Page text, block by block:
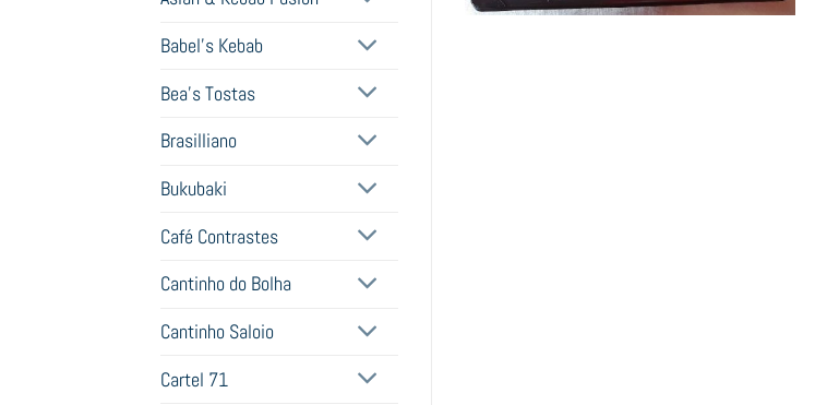
Babel's Kebab
Bea's Tostas
Brasilliano
Bukubaki
Café Contrastes
Cantinho do Bolha
Cantinho Saloio
Cartel 71